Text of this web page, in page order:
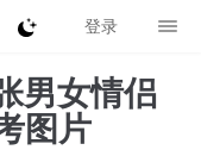
登录
男女情侣
图片